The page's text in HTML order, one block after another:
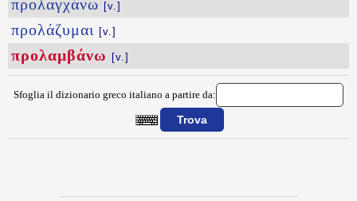
προλαγχάνω [v.]
προλάζυμαι [v.]
προλαμβάνω [v.]
Sfoglia il dizionario greco italiano a partire da: